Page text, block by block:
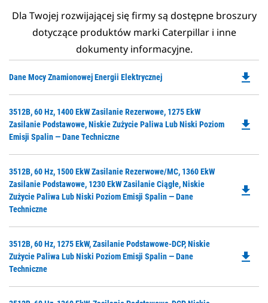
Dla Twojej rozwijającej się firmy są dostępne broszury
dotyczące produktów marki Caterpillar i inne
dokumenty informacyjne.
Dane Mocy Znamionowej Energii Elektrycznej file_download
3512B, 60 Hz, 1400 EkW Zasilanie Rezerwowe, 1275 EkW
Zasilanie Podstawowe, Niskie Zużycie Paliwa Lub Niski Poziom
Emisji Spalin — Dane Techniczne
file_download
3512B, 60 Hz, 1500 EkW Zasilanie Rezerwowe/MC, 1360 EkW
Zasilanie Podstawowe, 1230 EkW Zasilanie Ciągłe, Niskie
Zużycie Paliwa Lub Niski Poziom Emisji Spalin — Dane
Techniczne
file_download
3512B, 60 Hz, 1275 EkW, Zasilanie Podstawowe-DCP, Niskie
Zużycie Paliwa Lub Niski Poziom Emisji Spalin — Dane
Techniczne
file_download